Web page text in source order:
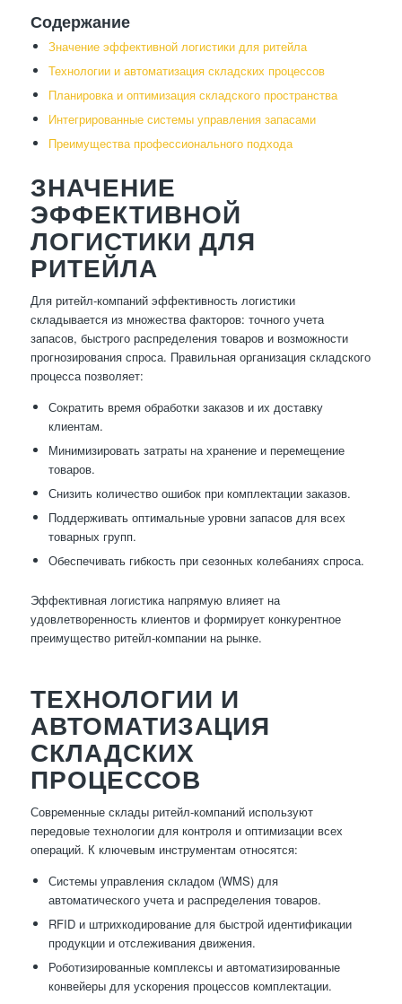
Содержание
Значение эффективной логистики для ритейла
Технологии и автоматизация складских процессов
Планировка и оптимизация складского пространства
Интегрированные системы управления запасами
Преимущества профессионального подхода
ЗНАЧЕНИЕ
ЭФФЕКТИВНОЙ
ЛОГИСТИКИ ДЛЯ
РИТЕЙЛА
Для ритейл-компаний эффективность логистики
складывается из множества факторов: точного учета
запасов, быстрого распределения товаров и возможности
прогнозирования спроса. Правильная организация складского
процесса позволяет:
Сократить время обработки заказов и их доставку
клиентам.
Минимизировать затраты на хранение и перемещение
товаров.
Снизить количество ошибок при комплектации заказов.
Поддерживать оптимальные уровни запасов для всех
товарных групп.
Обеспечивать гибкость при сезонных колебаниях спроса.
Эффективная логистика напрямую влияет на
удовлетворенность клиентов и формирует конкурентное
преимущество ритейл-компании на рынке.
ТЕХНОЛОГИИ И
АВТОМАТИЗАЦИЯ
СКЛАДСКИХ
ПРОЦЕССОВ
Современные склады ритейл-компаний используют
передовые технологии для контроля и оптимизации всех
операций. К ключевым инструментам относятся:
Системы управления складом (WMS) для
автоматического учета и распределения товаров.
RFID и штрихкодирование для быстрой идентификации
продукции и отслеживания движения.
Роботизированные комплексы и автоматизированные
конвейеры для ускорения процессов комплектации.